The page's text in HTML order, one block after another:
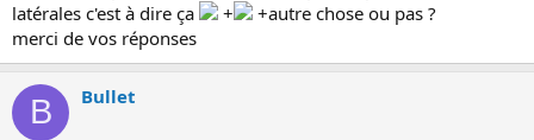
c
u
s
s
i
o
latérales c'est à dire ça
+
+autre chose ou pas ?
merci de vos réponses
B Bullet